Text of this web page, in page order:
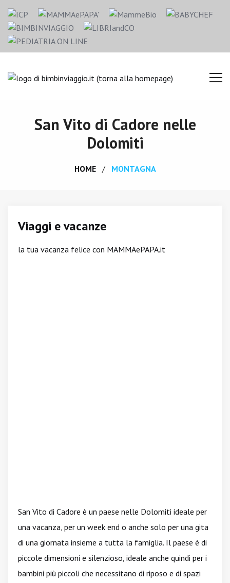
San Vito di Cadore nelle
Dolomiti
HOME MONTAGNA
Viaggi e vacanze
la tua vacanza felice con MAMMAePAPA.it
San Vito di Cadore è un paese nelle Dolomiti ideale per
una vacanza, per un week end o anche solo per una gita
di una giornata insieme a tutta la famiglia. Il paese è di
piccole dimensioni e silenzioso, ideale anche quindi per i
bambini più piccoli che necessitano di riposo e di spazi